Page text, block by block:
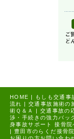
HOME | もしも交通事
流れ | 交通事故施術の
術Ｑ＆Ａ
| 交通事故の
渉・手続きの強力バッ
身事故サポート
接骨院
|
豊田市のらくだ接骨
お困りの方お問い合わ